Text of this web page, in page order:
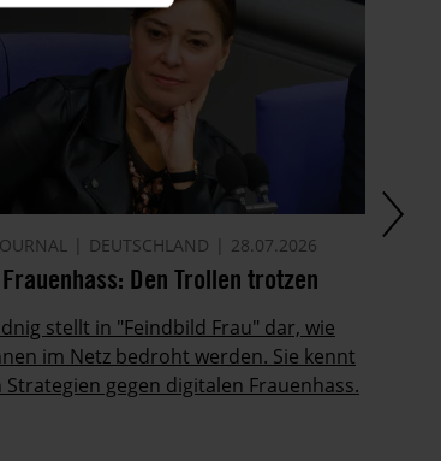
DEUTSCHLAND 28.07.2026
Den Trollen trotzen
stellt in "Feindbild Frau" dar, wie
im Netz bedroht werden. Sie kennt
Strategien gegen digitalen Frauenhass.